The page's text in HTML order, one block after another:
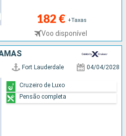
182 € +Taxas
Voo disponível
Fort Lauderdale 04/04/2028
Cruzeiro de Luxo
Pensão completa